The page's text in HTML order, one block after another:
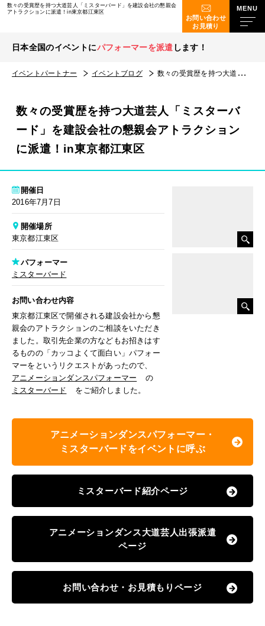
数々の受賞歴を持つ大道芸人「ミスターバード」を建設会社の懇親会
アトラクションに派遣！in東京都江東区
お問い合わせ
お見積り
日本全国のイベントにパフォーマーを派遣 します！
イベントパートナー イベントブログ 数々の受賞歴を持つ大道芸人「ミスターバード」を建設会社の懇親会アトラクションに派遣！in東京都江東区
数々の受賞歴を持つ大道芸人「ミスターバ
ード」を建設会社の懇親会アトラクション
に派遣！in東京都江東区
開催日
2016年7月7日
開催場所
東京都江東区
パフォーマー
ミスターバード
お問い合わせ内容
東京都江東区で開催される建設会社から懇
親会のアトラクションのご相談をいただき
ました。取引先企業の方などもお招きはす
るものの「カッコよくて面白い」パフォー
マーをというリクエストがあったので、
アニメーションダンスパフォーマー
の
ミスターバード
をご紹介しました。
アニメーションダンスパフォーマー・
ミスターバードをイベントに呼ぶ
ミスターバード紹介ページ
アニメーションダンス大道芸人出張派遣
ページ
お問い合わせ・お見積もりページ